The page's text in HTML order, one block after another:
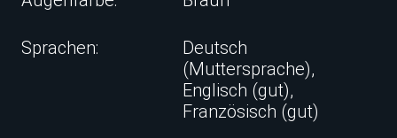
Sprachen:
Deutsch
(Muttersprache),
Englisch (gut),
Französisch (gut)